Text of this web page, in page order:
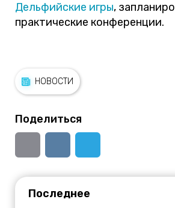
Дельфийские игры,
практические конференции.
НОВОСТИ
Поделиться
Последнее